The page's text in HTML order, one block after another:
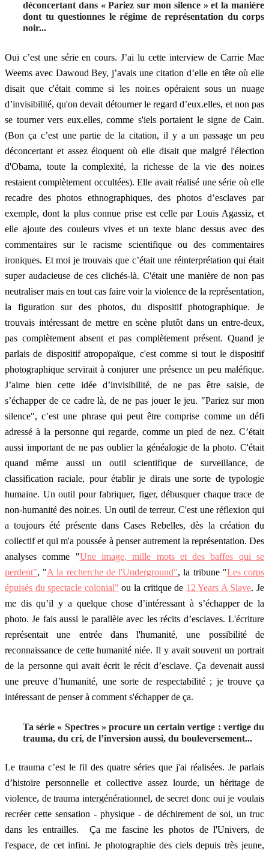
déconcertant dans « Pariez sur mon silence » et la manière
dont tu questionnes le régime de représentation du corps
noir...
Oui c’est une série en cours. J’ai lu cette interview de Carrie Mae
Weems avec Dawoud Bey, j’avais une citation d’elle en tête où elle
disait que c'était comme si les noir.es opéraient sous un nuage
d’invisibilité, qu'on devait détourner le regard d’eux.elles, et non pas
se tourner vers eux.elles, comme s'iels portaient le signe de Cain.
(Bon ça c’est une partie de la citation, il y a un passage un peu
déconcertant et assez éloquent où elle disait que malgré l'élection
d'Obama, toute la complexité, la richesse de la vie des noir.es
restaient complètement occultées). Elle avait réalisé une série où elle
recadre des photos ethnographiques, des photos d’esclaves par
exemple, dont la plus connue prise est celle par Louis Agassiz, et
elle ajoute des couleurs vives et un texte blanc dessus avec des
commentaires sur le racisme scientifique ou des commentaires
ironiques. Et moi je trouvais que c’était une réinterprétation qui était
super audacieuse de ces clichés-là. C'était une manière de non pas
neutraliser mais en tout cas faire voir la violence de la représentation,
la figuration sur des photos, du dispositif photographique. Je
trouvais intéressant de mettre en scène plutôt dans un entre-deux,
pas complètement absent et pas complètement présent. Quand je
parlais de dispositif atropopaïque, c'est comme si tout le dispositif
photographique servirait à conjurer une présence un peu maléfique.
J’aime bien cette idée d’invisibilité, de ne pas être saisie, de
s’échapper de ce cadre là, de ne pas jouer le jeu. "Pariez sur mon
silence", c’est une phrase qui peut être comprise comme un défi
adressé à la personne qui regarde, comme un pied de nez. C’était
aussi important de ne pas oublier la généalogie de la photo. C'était
quand même aussi un outil scientifique de surveillance, de
classification raciale, pour établir je dirais une sorte de typologie
humaine. Un outil pour fabriquer, figer, débusquer chaque trace de
non-humanité des noir.es. Un outil de terreur. C'est une réflexion qui
a toujours été présente dans Cases Rebelles, dès la création du
collectif et qui m'a poussée à penser autrement la représentation. Des
analyses comme "Une image, mille mots et des baffes qui se
perdent", "A la recherche de l'Underground", la tribune "Les corps
épuisés du spectacle colonial" ou la critique de 12 Years A Slave. Je
me dis qu’il y a quelque chose d’intéressant à s’échapper de la
photo. Je fais aussi le parallèle avec les récits d’esclaves. L'écriture
représentait une entrée dans l'humanité, une possibilité de
reconnaissance de cette humanité niée. Il y avait souvent un portrait
de la personne qui avait écrit le récit d’esclave. Ça devenait aussi
une preuve d’humanité, une sorte de respectabilité ; je trouve ça
intéressant de penser à comment s'échapper de ça.
Ta série « Spectres » procure un certain vertige : vertige du
trauma, du cri, de l’inversion aussi, du bouleversement...
Le trauma c’est le fil des quatre séries que j'ai réalisées. Je parlais
d’histoire personnelle et collective assez lourde, un héritage de
violence, de trauma intergénérationnel, de secret donc oui je voulais
recréer cette sensation - physique - de déchirement de soi, un truc
dans les entrailles. Ça me fascine les photos de l'Univers, de
l'espace, de cet infini. Je photographie des ciels depuis très jeune,